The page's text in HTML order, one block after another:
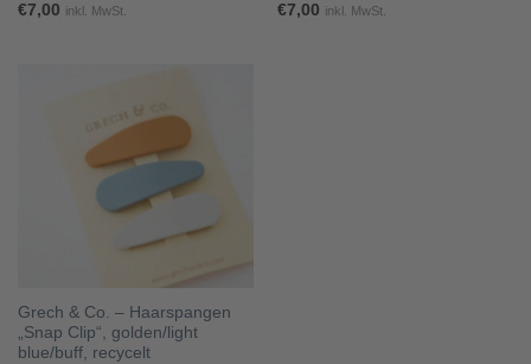
€7,00 inkl. MwSt.
€7,00 inkl. MwSt.
Grech & Co. – Haarspangen
„Snap Clip“, golden/light
blue/buff, recycelt